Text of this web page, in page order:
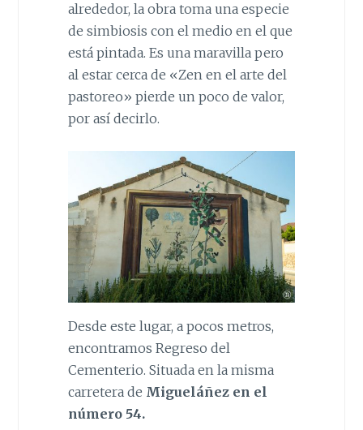
alrededor, la obra toma una especie
de simbiosis con el medio en el que
está pintada. Es una maravilla pero
al estar cerca de «Zen en el arte del
pastoreo» pierde un poco de valor,
por así decirlo.
Desde este lugar, a pocos metros,
encontramos Regreso del
Cementerio. Situada en la misma
carretera de Migueláñez en el
número 54.